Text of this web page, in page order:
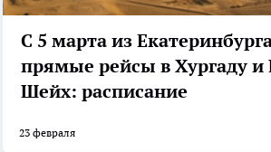
С 5 марта из
прямые рейсы в Хургаду
Шейх: расписание
23 февраля